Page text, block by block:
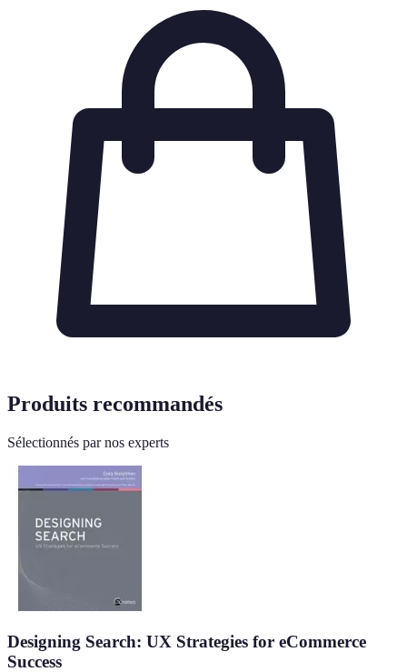
Produits recommandés
Sélectionnés par nos experts
Designing Search: UX Strategies for eCommerce
Success